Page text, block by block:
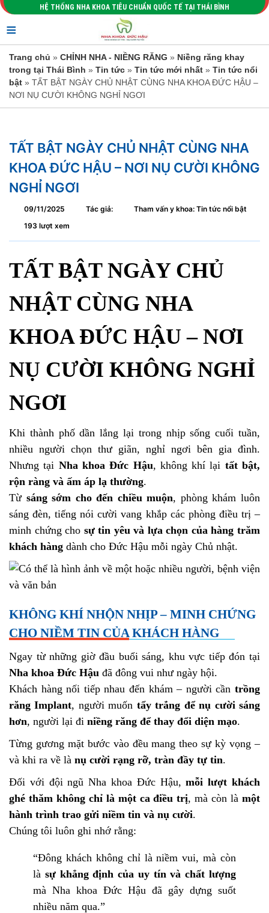
HỆ THỐNG NHA KHOA TIÊU CHUẨN QUỐC TẾ TẠI THÁI BÌNH
≡
Trang chủ » CHỈNH NHA - NIỀNG RĂNG » Niềng răng khay
trong tại Thái Bình » Tin tức » Tin tức mới nhất » Tin tức nổi
bật » TẤT BẬT NGÀY CHỦ NHẬT CÙNG NHA KHOA ĐỨC HẬU –
NƠI NỤ CƯỜI KHÔNG NGHỈ NGƠI
TẤT BẬT NGÀY CHỦ NHẬT CÙNG NHA
KHOA ĐỨC HẬU – NƠI NỤ CƯỜI KHÔNG
NGHỈ NGƠI
09/11/2025 Tác giả:
Tham vấn y khoa: Tin tức nổi bật
193 lượt xem
TẤT BẬT NGÀY CHỦ
NHẬT CÙNG NHA
KHOA ĐỨC HẬU – NƠI
NỤ CƯỜI KHÔNG NGHỈ
NGƠI
Khi thành phố dần lắng lại trong nhịp sống cuối tuần,
nhiều người chọn thư giãn, nghỉ ngơi bên gia đình.
Nhưng tại Nha khoa Đức Hậu, không khí lại tất bật,
rộn ràng và ấm áp lạ thường.
Từ sáng sớm cho đến chiều muộn, phòng khám luôn
sáng đèn, tiếng nói cười vang khắp các phòng điều trị –
minh chứng cho sự tin yêu và lựa chọn của hàng trăm
khách hàng dành cho Đức Hậu mỗi ngày Chủ nhật.
KHÔNG KHÍ NHỘN NHỊP – MINH CHỨNG
CHO NIỀM TIN CỦA KHÁCH HÀNG
Ngay từ những giờ đầu buổi sáng, khu vực tiếp đón tại
Nha khoa Đức Hậu đã đông vui như ngày hội.
Khách hàng nối tiếp nhau đến khám – người cần trồng
răng Implant, người muốn tẩy trắng để nụ cười sáng
hơn, người lại đi niềng răng để thay đổi diện mạo.
Từng gương mặt bước vào đều mang theo sự kỳ vọng –
và khi ra về là nụ cười rạng rỡ, tràn đầy tự tin.
Đối với đội ngũ Nha khoa Đức Hậu,mỗi lượt khách
ghé thăm không chỉ là một ca điều trị, mà còn làmột
hành trình trao gửi niềm tin và nụ cười.
Chúng tôi luôn ghi nhớ rằng:
“Đông khách không chỉ là niềm vui, mà còn
là sự khẳng định của uy tín và chất lượng
mà Nha khoa Đức Hậu đã gây dựng suốt
nhiều năm qua.”